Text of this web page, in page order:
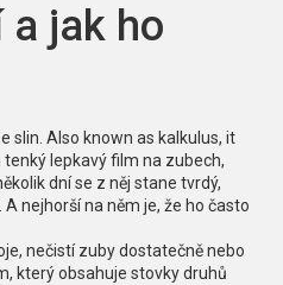
a jak ho
slin . Also known as kalkulus, it
tenký lepkavý film na zubech,
dní se z něj stane tvrdý,
nejhorší na něm je, že ho často
nečistí zuby dostatečně nebo
který obsahuje stovky druhů